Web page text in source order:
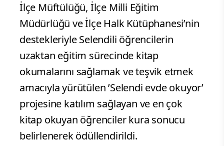
İlçe Müftülüğü, İlçe Milli Eğitim
Müdürlüğü ve İlçe Halk Kütüphanesi’nin
destekleriyle Selendili öğrencilerin
uzaktan eğitim sürecinde kitap
okumalarını sağlamak ve teşvik etmek
amacıyla yürütülen ’Selendi evde okuyor’
projesine katılım sağlayan ve en çok
kitap okuyan öğrenciler kura sonucu
belirlenerek ödüllendirildi.